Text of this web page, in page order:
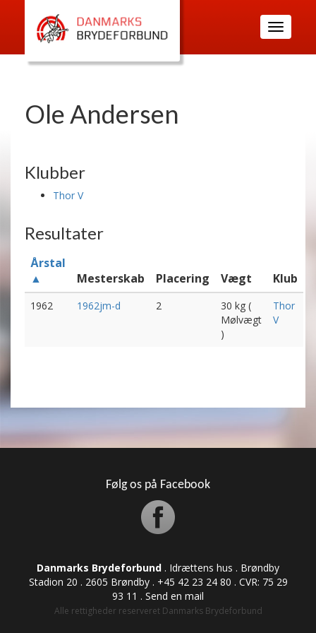
Toggle
navigation
Ole Andersen
Klubber
Thor V
Resultater
Årstal
▲
Mesterskab Placering Vægt Klub
1962 1962jm-d 2
30 kg (
Mølvægt
)
Thor
V
Følg os på Facebook
Danmarks Brydeforbund . Idrættens hus . Brøndby
Stadion 20 . 2605 Brøndby . +45 42 23 24 80 . CVR: ​​​​​​75 29
93 11 . Send en mail
Alle rettigheder reserveret Danmarks Brydeforbund